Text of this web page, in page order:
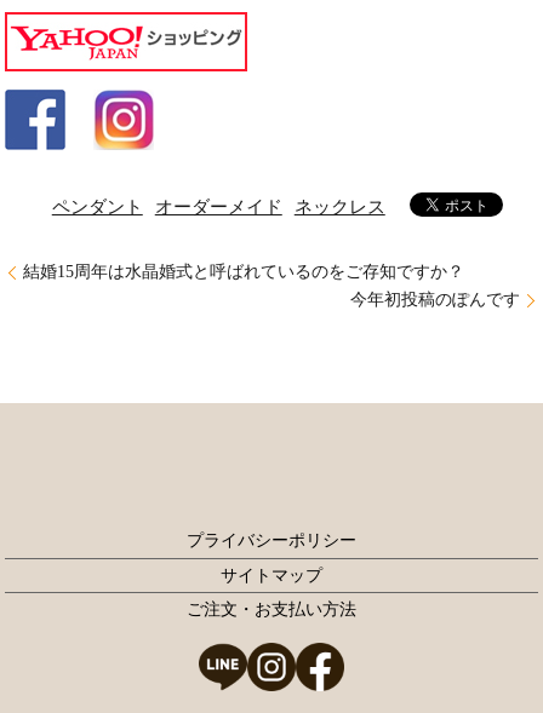
ペンダント オーダーメイド ネックレス
結婚15周年は水晶婚式と呼ばれているのをご存知ですか？
今年初投稿のぽんです
プライバシーポリシー
サイトマップ
ご注文・お支払い方法